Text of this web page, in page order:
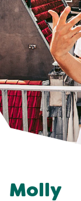
Molly